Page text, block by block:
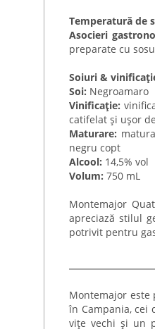
Temperatură de
Asocieri
preparate cu
Soiuri &
Soi: Negroamaro
Vinificație:
catifelat și ușor
Maturare:
negru copt
Alcool: 14,5% vol
Volum: 750 mL
Montemajor
apreciază stilul
potrivit pentru
Montemajor este
în Campania, cei
vițe vechi și un